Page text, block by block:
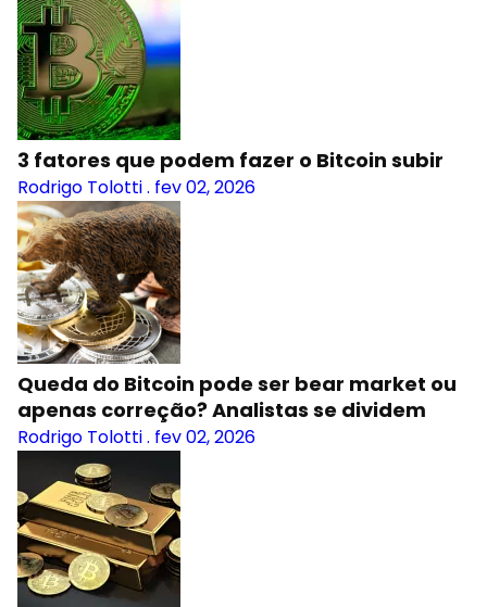
3 fatores que podem fazer o Bitcoin subir
Rodrigo Tolotti. fev 02, 2026
Queda do Bitcoin pode ser bear market ou
apenas correção? Analistas se dividem
Rodrigo Tolotti. fev 02, 2026